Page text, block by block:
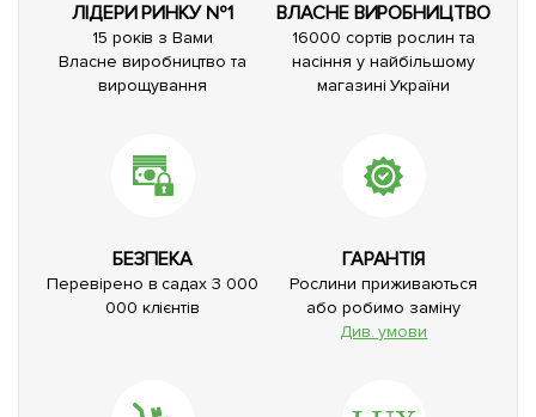
ЛІДЕРИ РИНКУ №1
15 років з Вами
Власне виробництво та
вирощування
ВЛАСНЕ ВИРОБНИЦТВО
16000 сортів рослин та
насіння у найбільшому
магазині України
БЕЗПЕКА
Перевірено в садах 3 000
000 клієнтів
ГАРАНТІЯ
Рослини приживаються
або робимо заміну
Див. умови